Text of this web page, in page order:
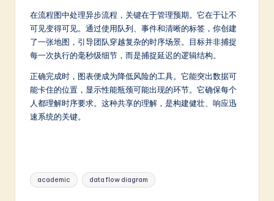
在流程图中处理异步流程，关键在于管理预期。它在于让不
可见变得可见。通过使用队列、事件和清晰的标签，你创建
了一张地图，引导团队穿越复杂的时序场景。目标并非捕捉
每一次执行的毫秒级细节，而是捕捉延迟的逻辑结构。
正确完成时，图表便成为降低风险的工具。它能突出数据可
能卡住的位置，显示性能瓶颈可能出现的环节。它确保每个
人都理解时序要求。这种共享的理解，是构建健壮、响应迅
速系统的关键。
Tags:
academic data flow diagram